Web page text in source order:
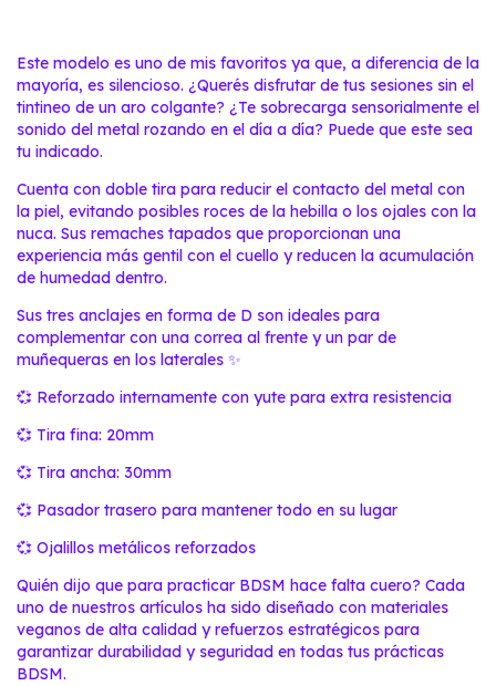
Este modelo es uno de mis favoritos ya que, a diferencia de la
mayoría, es silencioso. ¿Querés disfrutar de tus sesiones sin el
tintineo de un aro colgante? ¿Te sobrecarga sensorialmente el
sonido del metal rozando en el día a día? Puede que este sea
tu indicado.
Cuenta con doble tira para reducir el contacto del metal con
la piel, evitando posibles roces de la hebilla o los ojales con la
nuca. Sus remaches tapados que proporcionan una
experiencia más gentil con el cuello y reducen la acumulación
de humedad dentro.
Sus tres anclajes en forma de D son ideales para
complementar con una correa al frente y un par de
muñequeras en los laterales ✨
💞 Reforzado internamente con yute para extra resistencia
💞 Tira fina: 20mm
💞 Tira ancha: 30mm
💞 Pasador trasero para mantener todo en su lugar
💞 Ojalillos metálicos reforzados
Quién dijo que para practicar BDSM hace falta cuero? Cada
uno de nuestros artículos ha sido diseñado con materiales
veganos de alta calidad y refuerzos estratégicos para
garantizar durabilidad y seguridad en todas tus prácticas
BDSM.